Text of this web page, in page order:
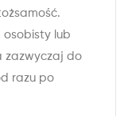
osobisty lub
zazwyczaj do
razu po